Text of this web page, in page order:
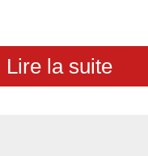
Lire la suite